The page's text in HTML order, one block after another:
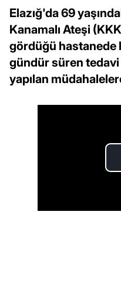
Elazığ'da 69
Kanamalı Ateşi
gördüğü hastanede
gündür süren
yapılan